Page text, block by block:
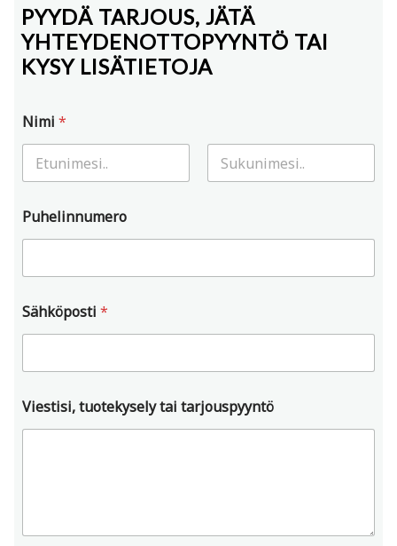
PYYDÄ TARJOUS, JÄTÄ
YHTEYDENOTTOPYYNTÖ TAI
KYSY LISÄTIETOJA
Nimi*
Puhelinnumero
Sähköposti*
Viestisi, tuotekysely tai tarjouspyyntö